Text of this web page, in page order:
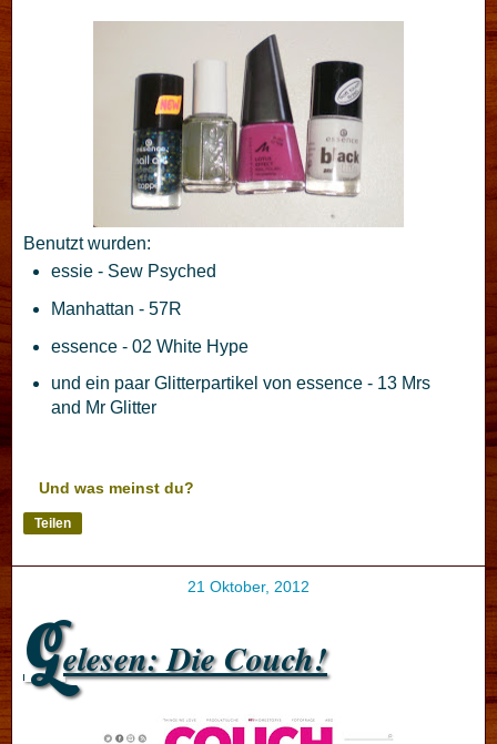
Benutzt wurden:
essie - Sew Psyched
Manhattan - 57R
essence - 02 White Hype
und ein paar Glitterpartikel von essence - 13 Mrs
and Mr Glitter
Und was meinst du?
Teilen
21 Oktober, 2012
Gelesen: Die Couch!